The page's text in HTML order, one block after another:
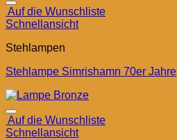
Auf die Wunschliste
Schnellansicht
Stehlampen
Stehlampe Simrishamn 70er Jahre
Auf die Wunschliste
Schnellansicht